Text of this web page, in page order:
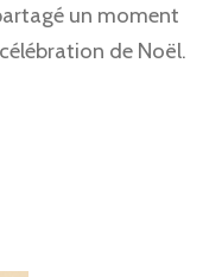
un moment
de Noël.